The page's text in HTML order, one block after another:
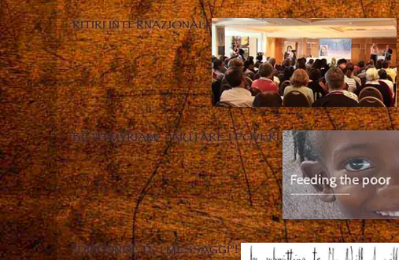
RITIRI INTERNAZIONALI
BETH MYRIAM – AIUTARE I POVERI
“DIFFONDETE I MESSAGGI”!